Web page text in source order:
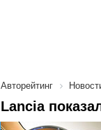
Авторейтинг
Lancia